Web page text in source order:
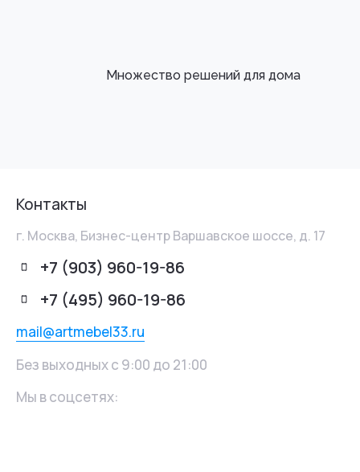
Множество решений для дома
Контакты
г. Москва, Бизнес-центр Варшавское шоссе, д. 17
+7 (903) 960-19-86
+7 (495) 960-19-86
mail@artmebel33.ru
Без выходных с 9:00 до 21:00
Мы в соцсетях: